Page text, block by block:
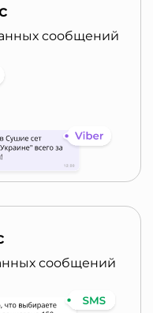
сообщений
сообщений